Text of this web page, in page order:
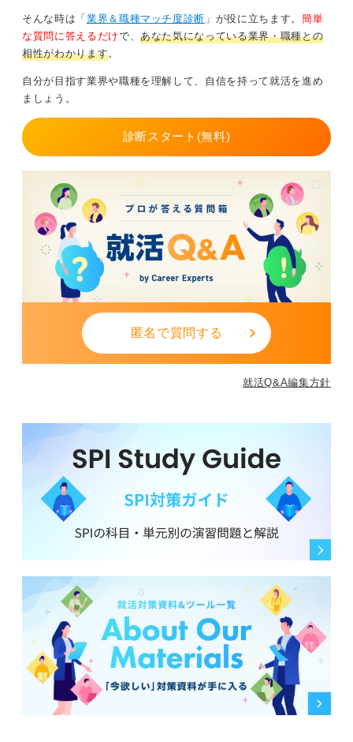
そんな時は「 業界＆職種マッチ度診断 」が役に立ちます。 簡単
な質問に答えるだけで、あなた気になっている業界・職種との
相性がわかります。
自分が目指す業界や職種を理解して、自信を持って就活を進め
ましょう。
診断スタート(無料)
匿名で質問する
就活Q&A編集方針